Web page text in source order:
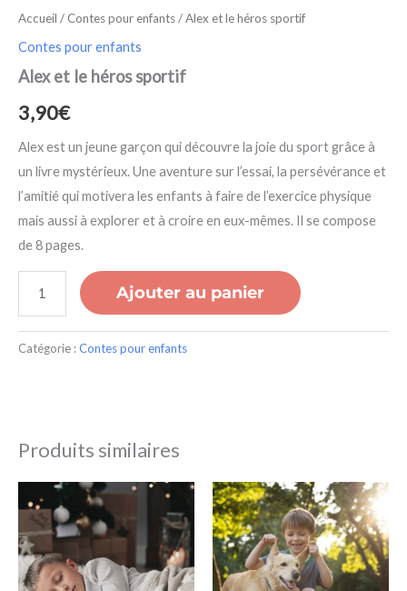
Accueil / Contes pour enfants/ Alex et le héros sportif
Contes pour enfants
Alex et le héros sportif
3,90€
Alex est un jeune garçon qui découvre la joie du sport grâce à
un livre mystérieux. Une aventure sur l’essai, la persévérance et
l’amitié qui motivera les enfants à faire de l’exercice physique
mais aussi à explorer et à croire en eux-mêmes. Il se compose
de 8 pages.
Ajouter au panier
Catégorie :Contes pour enfants
Produits similaires